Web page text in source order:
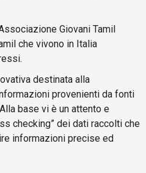
Giovani Tamil
che vivono in Italia
destinata alla
provenienti da fonti
base vi è un attento e
checking” dei dati raccolti che
informazioni precise ed